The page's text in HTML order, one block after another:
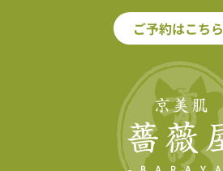
ご予約はこちら